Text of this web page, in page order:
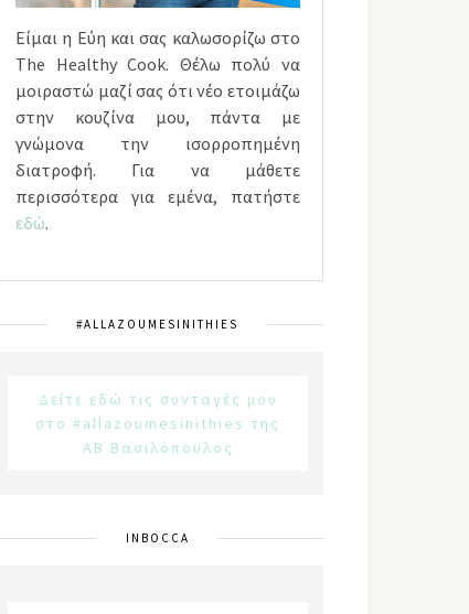
Είμαι η Εύη και σας καλωσορίζω στο
The Healthy Cook. Θέλω πολύ να
μοιραστώ μαζί σας ότι νέο ετοιμάζω
στην κουζίνα μου, πάντα με
γνώμονα την ισορροπημένη
διατροφή. Για να μάθετε
περισσότερα για εμένα, πατήστε
εδώ.
#ALLAZOUMESINITHIES
Δείτε εδώ τις συνταγές μου
στο #allazoumesinithies της
ΑΒ Βασιλόπουλος
INBOCCA